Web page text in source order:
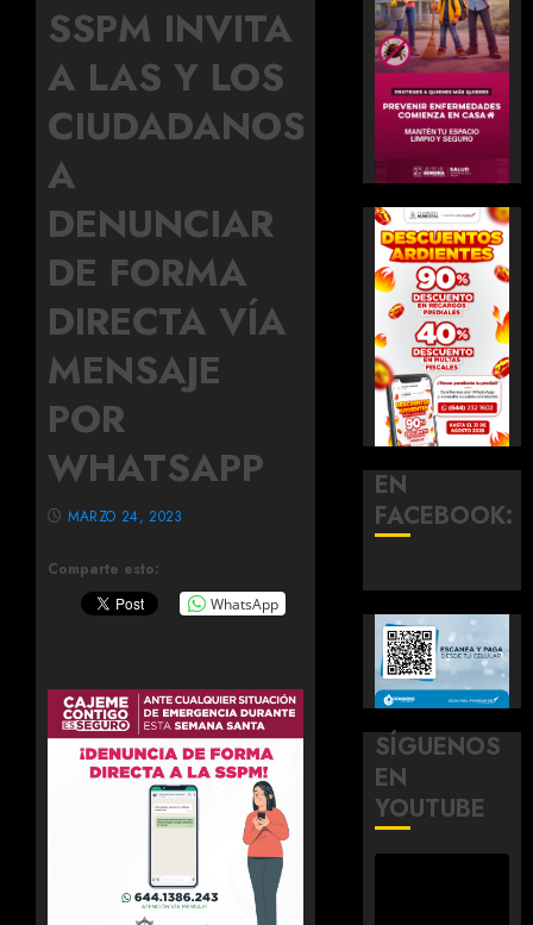
SSPM INVITA
A LAS Y LOS
CIUDADANOS
A
DENUNCIAR
DE FORMA
DIRECTA VÍA
MENSAJE
POR
WHATSAPP
Comparte esto:
WhatsApp
MARZO 24, 2023
EN
FACEBOOK:
SÍGUENOS
EN
YOUTUBE